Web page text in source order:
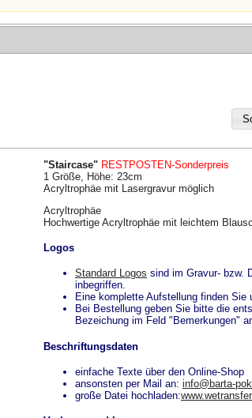
"Staircase" RESTPOSTEN-Sonderpreis
1 Größe, Höhe: 23cm
Acryltrophäe mit Lasergravur möglich
Acryltrophäe
Hochwertige Acryltrophäe mit leichtem
Logos
Standard Logos sind im Gravur- bzw.
inbegriffen.
Eine komplette Aufstellung finden Sie
Bei Bestellung geben Sie bitte die
Bezeichung im Feld "Bemerkungen"
Beschriftungsdaten
einfache Texte über den Online-Shop
ansonsten per Mail an: info@barta-
große Datei hochladen: